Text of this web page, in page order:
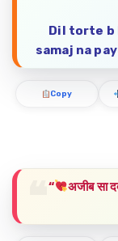
Dil torte b
samaj na
Copy
“
अजीब सा